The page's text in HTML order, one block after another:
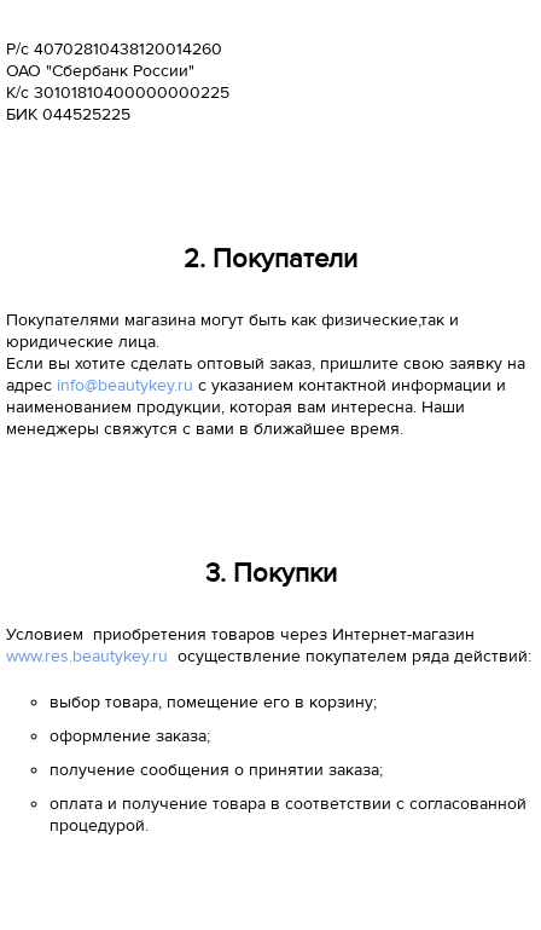
Р/с 40702810438120014260
ОАО "Сбербанк России"
К/с 30101810400000000225
БИК 044525225
2. Покупатели
Покупателями магазина могут быть как физические,так и
юридические лица.
Если вы хотите сделать оптовый заказ, пришлите свою заявку на
адрес info@beautykey.ru с указанием контактной информации и
наименованием продукции, которая вам интересна. Наши
менеджеры свяжутся с вами в ближайшее время.
3. Покупки
Условием приобретения товаров через Интернет-магазин
www.res.beautykey.ru осуществление покупателем ряда действий:
выбор товара, помещение его в корзину;
оформление заказа;
получение сообщения о принятии заказа;
оплата и получение товара в соответствии с согласованной
процедурой.